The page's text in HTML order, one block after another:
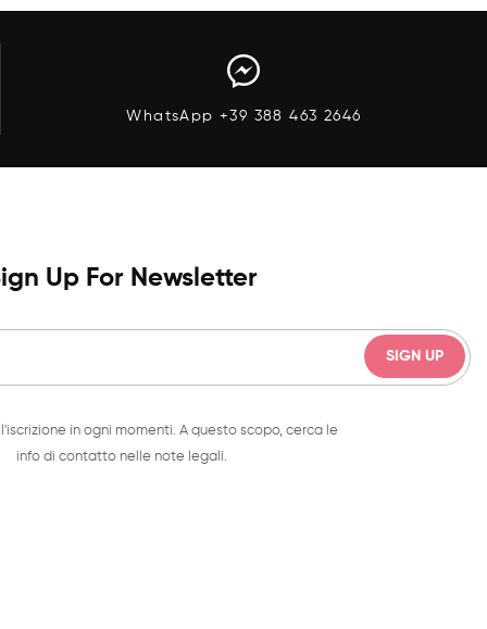
WhatsApp +39 388 463 2646
Up For Newsletter
in ogni momenti. A questo scopo, cerca le
info di contatto nelle note legali.